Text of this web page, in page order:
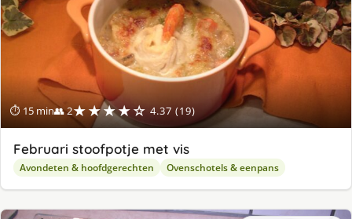
⏱ 15 min👥 2★★★★☆ 4.37 (19)
Februari stoofpotje met vis
Avondeten & hoofdgerechten Ovenschotels & eenpans